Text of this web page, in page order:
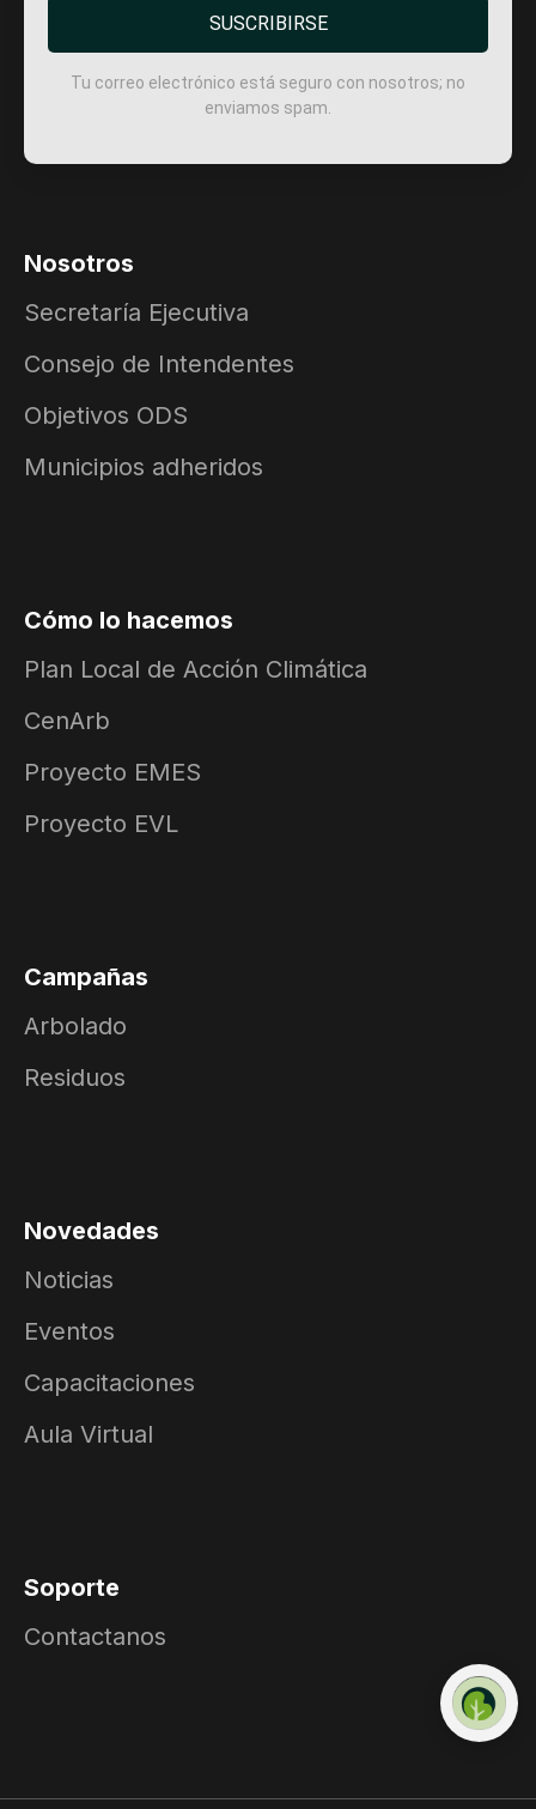
SUSCRIBIRSE
Tu correo electrónico está seguro con nosotros; no
enviamos spam.
Nosotros
Secretaría Ejecutiva
Consejo de Intendentes
Objetivos ODS
Municipios adheridos
Cómo lo hacemos
Plan Local de Acción Climática
CenArb
Proyecto EMES
Proyecto EVL
Campañas
Arbolado
Residuos
Novedades
Noticias
Eventos
Capacitaciones
Aula Virtual
Soporte
Contactanos